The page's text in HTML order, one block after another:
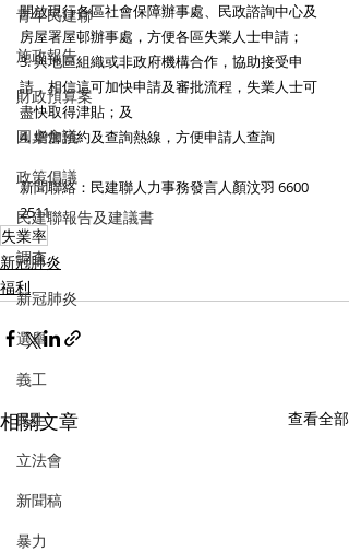
青年民建聯
施政報告
財政預算案
圓桌會議
政策倡議
民建聯報告及建議書
調查
新冠肺炎
選舉
義工
民生
立法會
新聞稿
暴力
開放現行各區社會保障辦事處、民政諮詢中心及
房屋署屋邨辦事處，方便各區失業人士申請；
3. 與地區組織或非政府機構合作，協助接受申
請，相信這可加快申請及審批流程，失業人士可
盡快取得津貼；及
4. 增加預約及查詢熱線，方便申請人查詢
新聞聯絡：民建聯人力事務發言人顏汶羽 6600
2511
失業率
新冠肺炎
福利
相關文章 查看全部